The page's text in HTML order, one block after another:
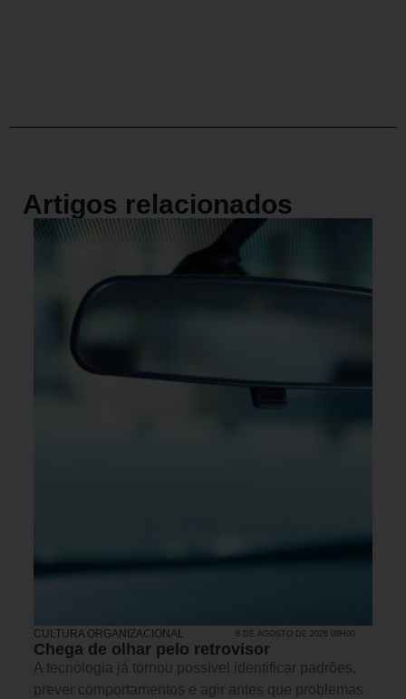
Artigos relacionados
CULTURA ORGANIZACIONAL 8 DE AGOSTO DE 2026 08H00
Chega de olhar pelo retrovisor
A tecnologia já tornou possível identificar padrões,
prever comportamentos e agir antes que problemas